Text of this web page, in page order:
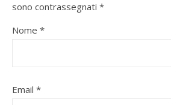
sono contrassegnati *
Nome *
Email *